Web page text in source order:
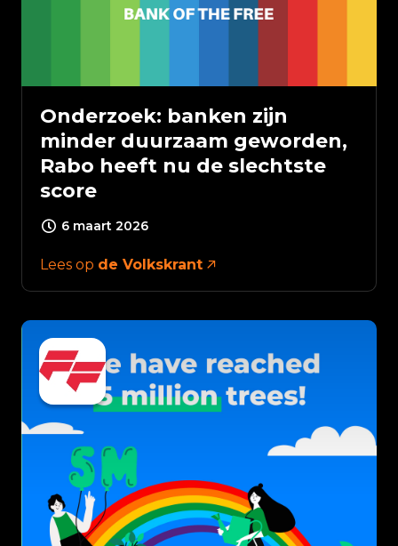
Onderzoek: banken zijn
minder duurzaam geworden,
Rabo heeft nu de slechtste
score
6 maart 2026
Lees op de Volkskrant